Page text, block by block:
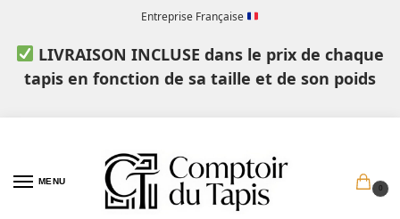
Entreprise Française
LIVRAISON INCLUSE dans le prix de chaque
tapis en fonction de sa taille et de son poids
MENU
0